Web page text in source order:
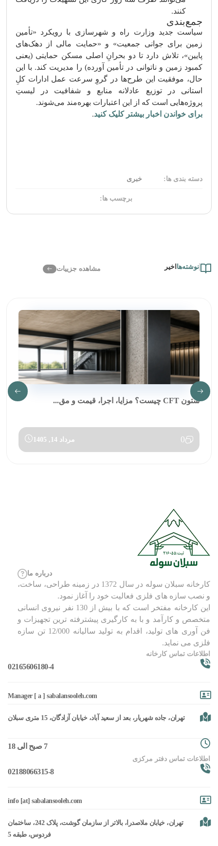
کنند.
جمع‌بندی
سیاست جدید وزارت راه و شهرسازی با رویکرد «تأمین
زمین برای جوانی جمعیت» و «حمایت مالی از دهک‌های
پایین»، تلاش دارد تا دو بحرانِ اصلی مسکن حمایتی (یعنی
کمبود زمین و ناتوانی در تأمین آورده) را مدیریت کند. با این
حال، موفقیت این طرح‌ها در گروِ سرعت عمل ادارات کلِ
استانی در توزیع عادلانه منابع و شفافیت در لیستِ
پروژه‌هایی است که از این اعتبارات بهره‌مند می‌شوند.
برای خواندن اخبار بیشتر کلیک کنید.
دسته بندی ها: خبری
برچسب ها:
نوشته‌ها اخیر مشاهده جزییات
ستون CFT چیست؟ مزایا، اجرا، قیمت و مق...
0 مرداد 14, 1405
درباره ما
کارخانه سبلان سوله در سال 1372 در زمینه طراحی، ساخت،
و نصب سازه های فلزی فعالیت خود را آغاز نمود.
این کارخانه مفتخر است که با بیش از 130 نفر نیروی انسانی
متخصص و کارآمد و با به کارگیری پیشترفته ترین تجهیزات و
فن آوری های تولید، اقدام به تولید سالیانه 12/000 تن سازه
فلزی می نماید.
اطلاعات تماس کارخانه
02165606180-4
Manager [ a ] sabalansooleh.com
تهران، جاده شهریار، بعد از سعید آباد، خیابان آزادگان، 15 متری سبلان
7 صبح الی 18
اطلاعات تماس دفتر مرکزی
02188066315-8
info [at] sabalansooleh.com
تهران، خیابان ملاصدرا، بالاتر از سازمان گوشت، پلاک 242، ساختمان
فردوس، طبقه 5